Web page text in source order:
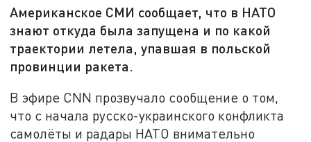
Американское СМИ сообщает, что в НАТО
знают откуда была запущена и по какой
траектории летела, упавшая в польской
провинции ракета.
В эфире CNN прозвучало сообщение о том,
что с начала русско-украинского конфликта
самолёты и радары НАТО внимательно